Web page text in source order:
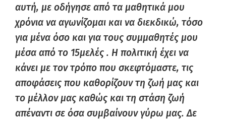
αυτή, με οδήγησε από τα μαθητικά μου
χρόνια να αγωνίζομαι και να διεκδικώ, τόσο
για μένα όσο και για τους συμμαθητές μου
μέσα από το 15μελές . Η πολιτική έχει να
κάνει με τον τρόπο που σκεφτόμαστε, τις
αποφάσεις που καθορίζουν τη ζωή μας και
το μέλλον μας καθώς και τη στάση ζωή
απέναντι σε όσα συμβαίνουν γύρω μας. Δε